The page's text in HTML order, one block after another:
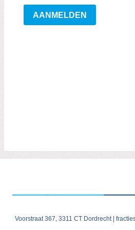
Voorstraat 367, 3311 CT Dordrecht |